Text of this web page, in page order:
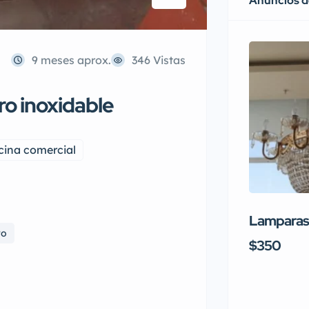
9 meses aprox. 346 Vistas
inoxidable
comercial
$350